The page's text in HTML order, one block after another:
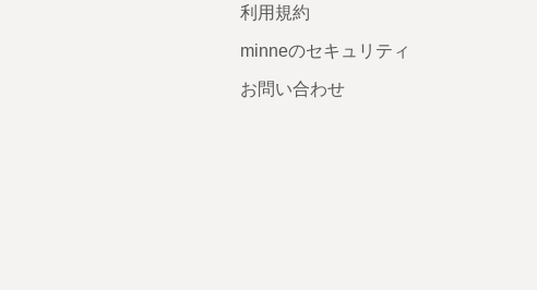
利用規約
minneのセキュリティ
お問い合わせ